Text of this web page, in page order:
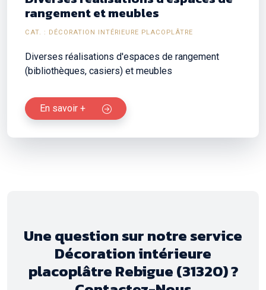
rangement et meubles
CAT. : DÉCORATION INTÉRIEURE PLACOPLÂTRE
Diverses réalisations d'espaces de rangement
(bibliothèques, casiers) et meubles
En savoir +
Une question sur notre service
Décoration intérieure
placoplâtre Rebigue (31320) ?